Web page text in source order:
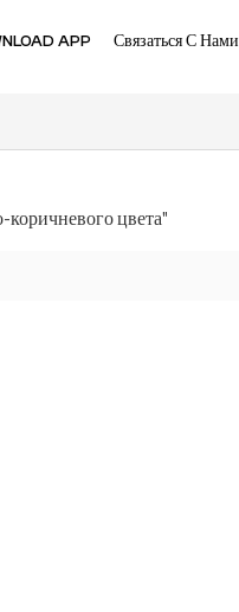
APP Связаться С Нами
цвета"